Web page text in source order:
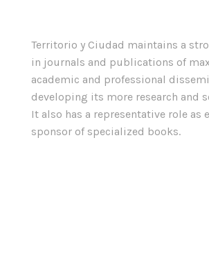
Territorio y Ciudad maintains a
in journals and publications of
academic and professional
developing its more research and
It also has a representative role as
sponsor of specialized books.